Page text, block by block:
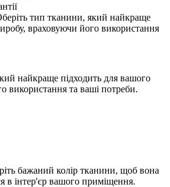
тип тканини, який найкраще
враховуючи його використання
найкраще підходить для вашого
використання та ваші потреби.
бажаний колір тканини, щоб вона
в інтер'єр вашого приміщення.